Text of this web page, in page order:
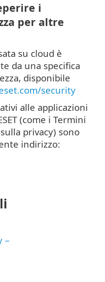
i
per altre
su cloud è
da una specifica
disponibile
security
alle applicazioni
(come i Termini
privacy) sono
indirizzo:
–